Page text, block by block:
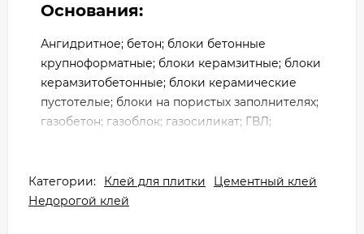
Основания:
Ангидритное; бетон; блоки бетонные
крупноформатные; блоки керамзитные; блоки
керамзитобетонные; блоки керамические
пустотелые; блоки на пористых заполнителях;
газобетон; газоблок; газосиликат; ГВЛ;
рядовой; кирпич силикатный; пенобетон;
пенополистиролбетон; цементно-
Категории: Клей для плитки
Цементный клей
Недорогой клей